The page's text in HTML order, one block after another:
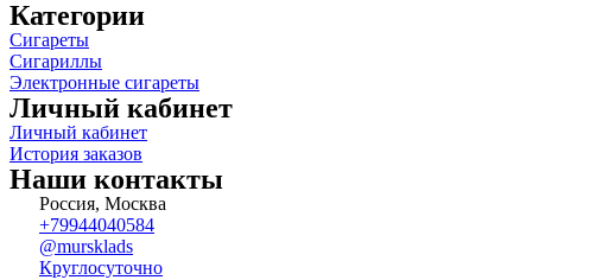
Категории
Сигареты
Сигариллы
Электронные сигареты
Личный кабинет
Личный кабинет
История заказов
Наши контакты
Россия, Москва
+79944040584
@mursklads
Круглосуточно